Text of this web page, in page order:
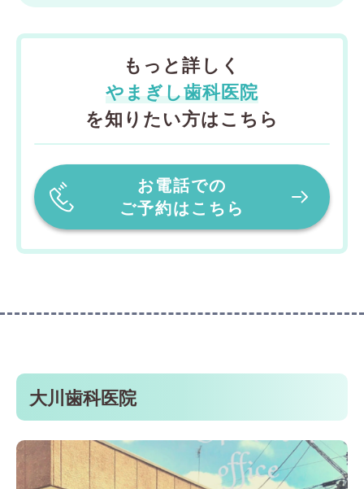
もっと詳しく
やまぎし歯科医院
を知りたい方はこちら
お電話での
ご予約はこちら
大川歯科医院